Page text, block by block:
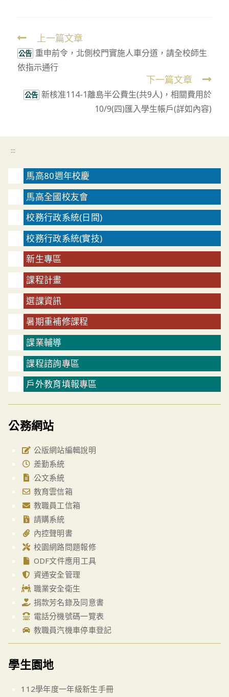
Read
more
articles
上一篇文章
公告 重申前令，北側校門實施人車分道，請全校師生
依指示通行
下一篇文章
公告 新核准114-1離島半公費生(共9人)，相關費用於
10/9(四)匯入學生帳戶(詳如內容)
:::
馬高80週年校慶
馬高全國校友會
校務行政系統(日間)
校務行政系統(實技)
新生專區
課程計畫
選課資訊
暑期重補修課程
課業輔導
課程諮詢專區
戶外教育填報專區
公務網站
公版網站編輯說明
差勤系統
公文系統
教育雲信箱
教職員工信箱
請購系統
內控聲明書
校園網路問題報修
ODF文件應用工具
資通安全管理
職業安全衛生
捐款芳名錄及同意書
電話分機號碼一覽表
教職員汽機車停車登記
學生園地
112學年度一年級新生手冊